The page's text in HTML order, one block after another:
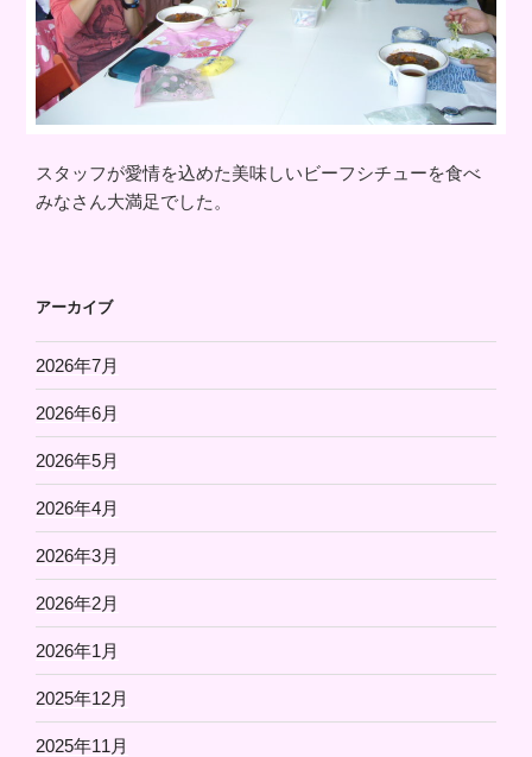
スタッフが愛情を込めた美味しいビーフシチューを食べ
みなさん大満足でした。
アーカイブ
2026年7月
2026年6月
2026年5月
2026年4月
2026年3月
2026年2月
2026年1月
2025年12月
2025年11月